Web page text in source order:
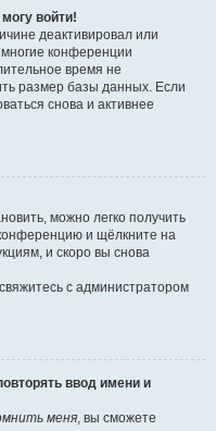
войти!
деактивировал или
конференции
время не
размер базы данных. Если
снова и активнее
можно легко получить
и щёлкните на
и скоро вы снова
с администратором
ввод имени и
меня, вы сможете